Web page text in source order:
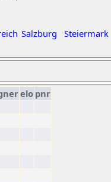
Salzburg Steiermark
elo pnr